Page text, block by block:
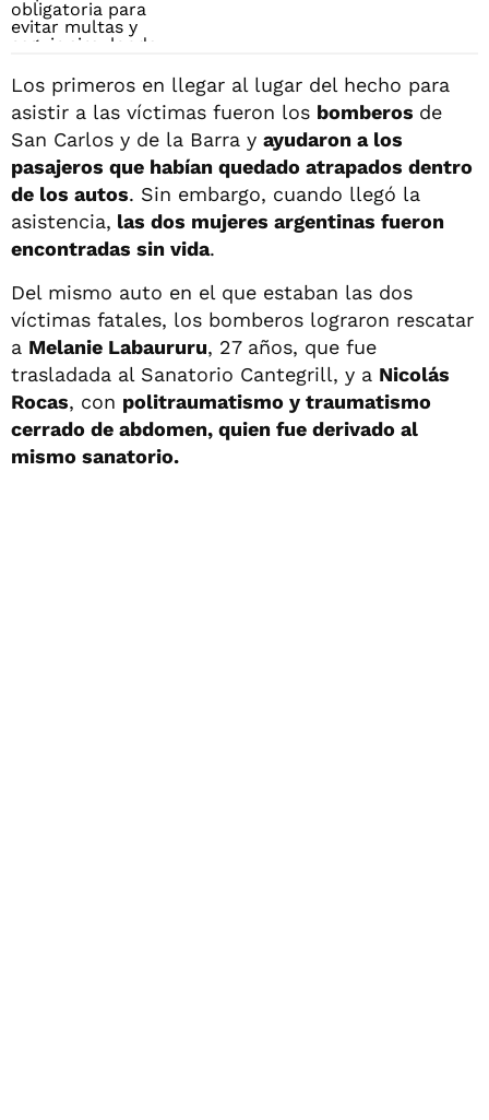
Los primeros en llegar al lugar del hecho para
asistir a las víctimas fueron los bomberos de
San Carlos y de la Barra y ayudaron a los
pasajeros que habían quedado atrapados dentro
de los autos. Sin embargo, cuando llegó la
asistencia, las dos mujeres argentinas fueron
encontradas sin vida.
Del mismo auto en el que estaban las dos
víctimas fatales, los bomberos lograron rescatar
a Melanie Labaururu, 27 años, que fue
trasladada al Sanatorio Cantegrill, y a Nicolás
Rocas, con politraumatismo y traumatismo
cerrado de abdomen, quien fue derivado al
mismo sanatorio.